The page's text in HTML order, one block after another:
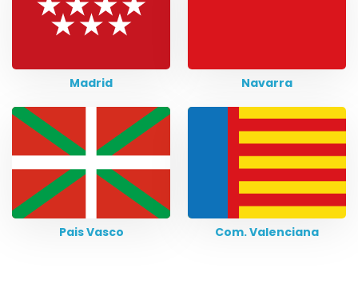
Madrid Navarra
Pais Vasco Com. Valenciana